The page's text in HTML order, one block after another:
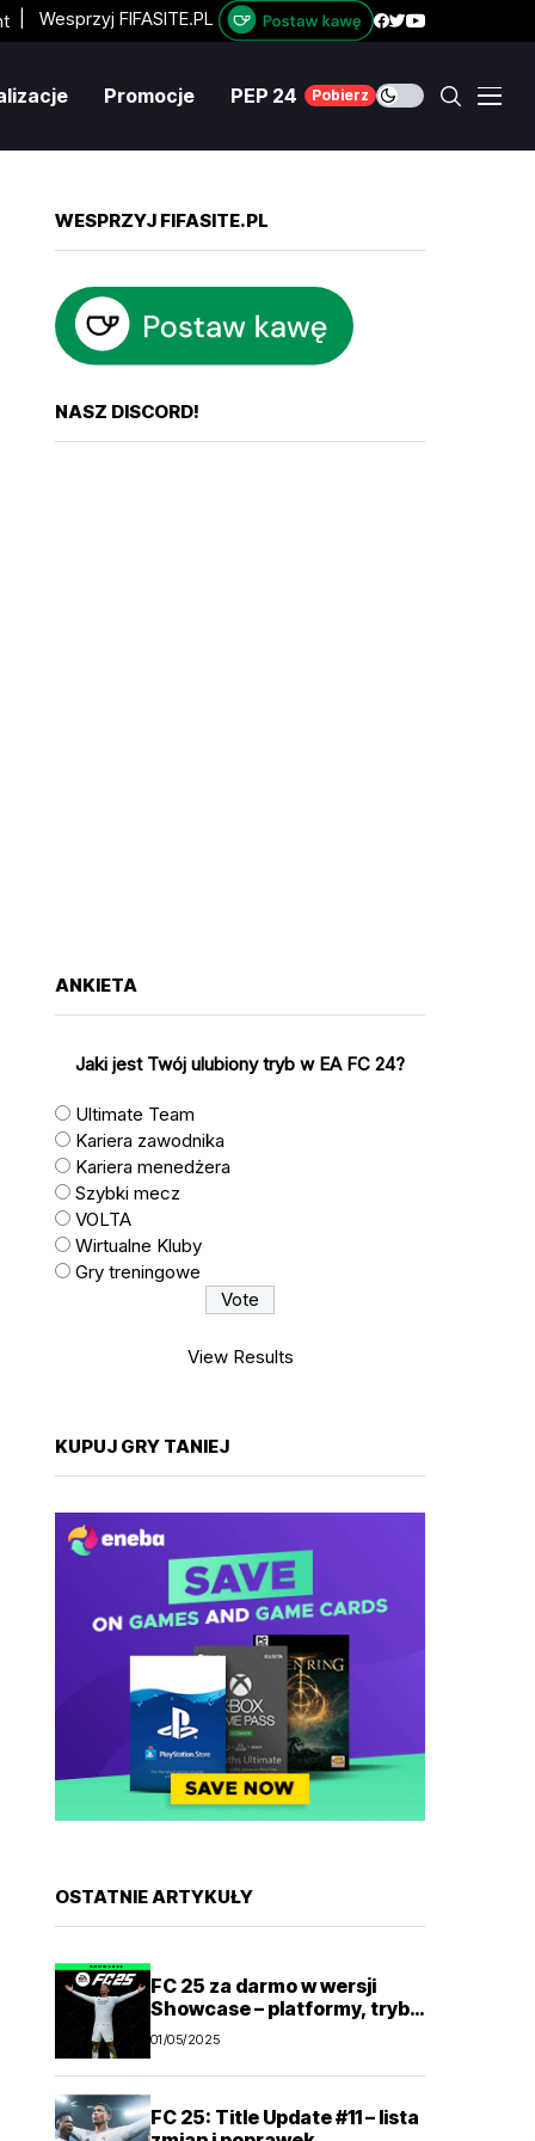
Wesprzyj FIFASITE.PL
Promocje PEP 24 Pobierz
WESPRZYJ FIFASITE.PL
NASZ DISCORD!
ANKIETA
Jaki jest Twój ulubiony tryb w EA FC 24?
Ultimate Team
Kariera zawodnika
Kariera menedżera
Szybki mecz
VOLTA
Wirtualne Kluby
Gry treningowe
View Results
KUPUJ GRY TANIEJ
OSTATNIE ARTYKUŁY
FC 25 za darmo w wersji
Showcase – platformy, tryby
gry
01/05/2025
FC 25: Title Update #11 – lista